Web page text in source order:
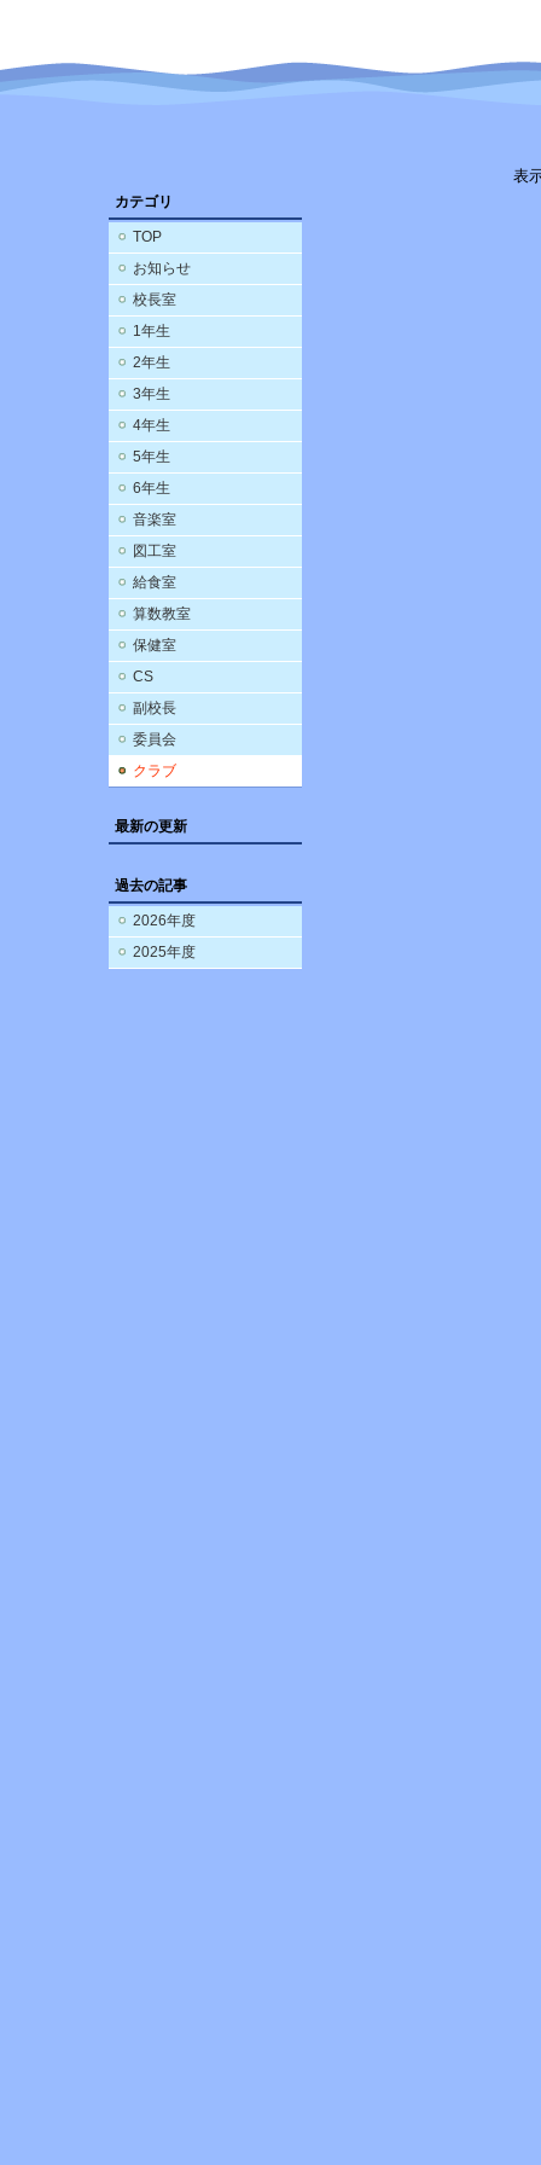
カテゴリ
TOP
お知らせ
校長室
1年生
2年生
3年生
4年生
5年生
6年生
音楽室
図工室
給食室
算数教室
保健室
CS
副校長
委員会
クラブ
最新の更新
過去の記事
2026年度
2025年度
表